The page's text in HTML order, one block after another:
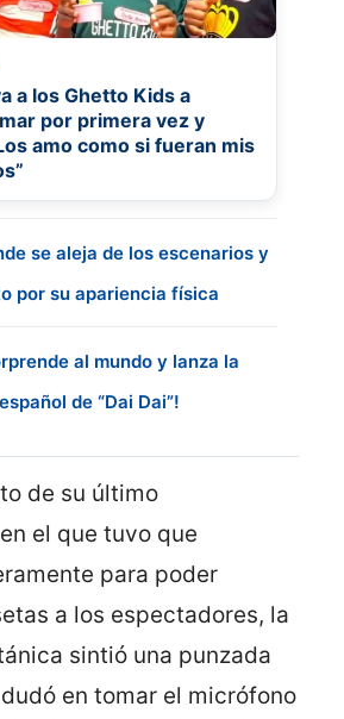
a los Ghetto Kids a
por primera vez y
amo como si fueran mis
se aleja de los escenarios y
por su apariencia física
al mundo y lanza la
de “Dai Dai”!
de su último
el que tuvo que
para poder
a los espectadores, la
sintió una punzada
en tomar el micrófono